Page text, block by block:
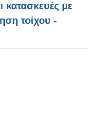
κατασκευές με
τοίχου -